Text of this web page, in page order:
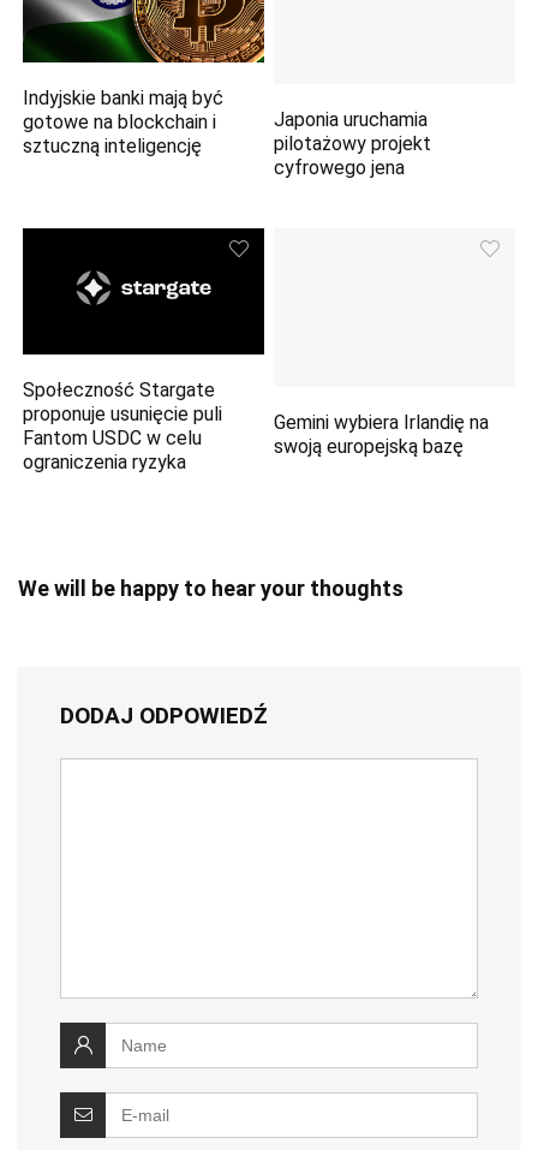
Indyjskie banki mają być
gotowe na blockchain i
sztuczną inteligencję
Japonia uruchamia
pilotażowy projekt
cyfrowego jena
Społeczność Stargate
proponuje usunięcie puli
Fantom USDC w celu
ograniczenia ryzyka
Gemini wybiera Irlandię na
swoją europejską bazę
We will be happy to hear your thoughts
DODAJ ODPOWIEDŹ